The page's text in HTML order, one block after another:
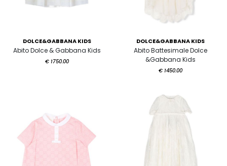
DOLCE&GABBANA KIDS
Abito Dolce & Gabbana Kids
€ 1750.00
DOLCE&GABBANA KIDS
Abito Battesimale Dolce
&Gabbana Kids
€ 1450.00